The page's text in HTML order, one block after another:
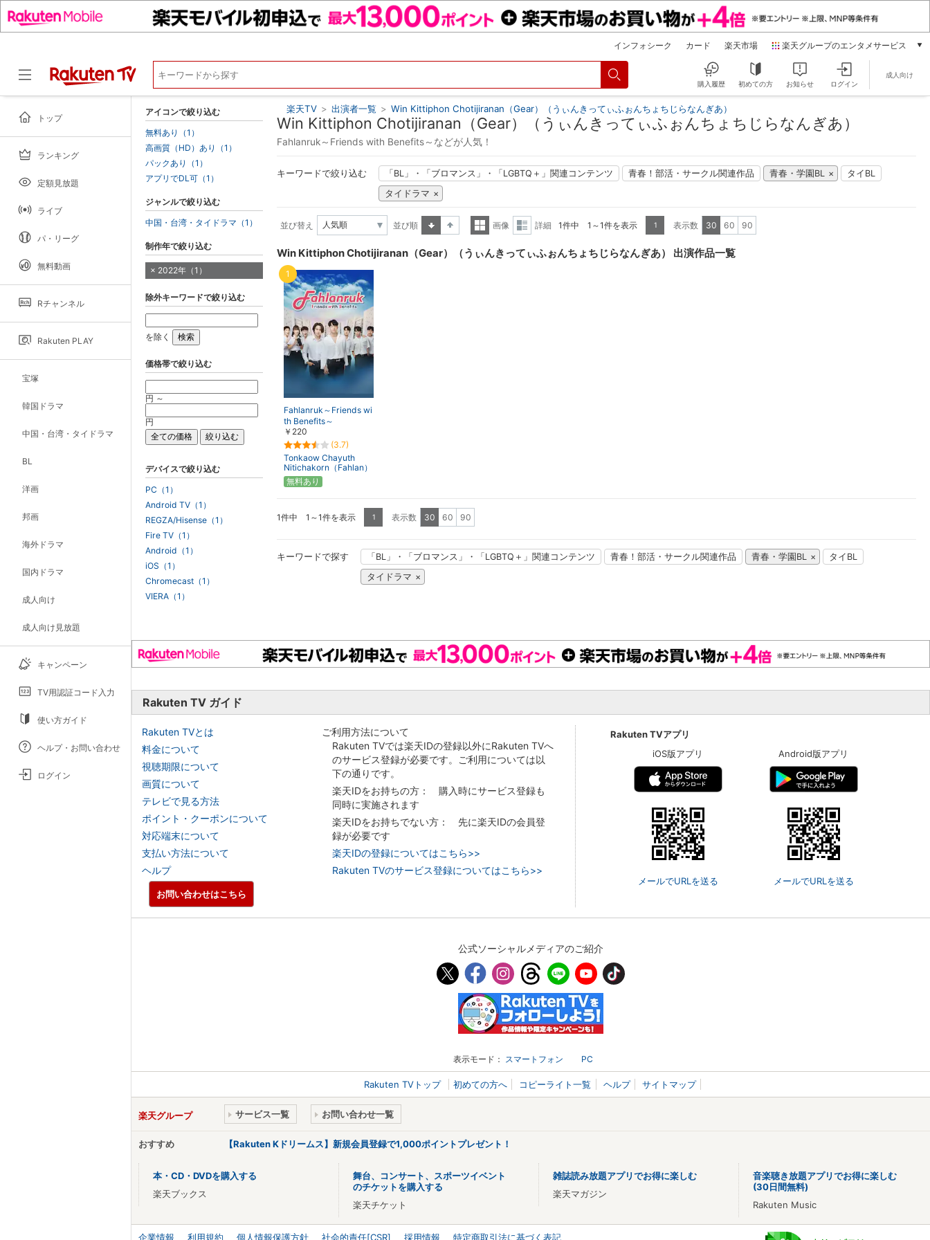
インフォシーク カード 楽天市場 楽天グループのエンタメサービス
本/ゲーム/CD/DVD
電子書籍
雑誌読み放題
楽天マガジン
動画配信
購入履歴 初めての方 お知らせ ログイン
成人向け
トップ
ランキング
定額見放題
ライブ
パ・リーグ
無料動画
Rチャンネル
Rakuten PLAY
宝塚
韓国ドラマ
中国・台湾・タイドラマ
BL
洋画
邦画
海外ドラマ
国内ドラマ
成人向け
成人向け見放題
キャンペーン
TV用認証コード入力
使い方ガイド
ヘルプ・お問い合わせ
ログイン
楽天TV > 出演者一覧 > Win Kittiphon Chotijiranan（Gear）（うぃんきってぃふぉんちょちじらなんぎあ）
Win Kittiphon Chotijiranan（Gear）（うぃんきってぃふぉんちょちじらなんぎあ）
Fahlanruk～Friends with Benefits～などが人気！
キーワードで絞り込む 「BL」・「ブロマンス」・「LGBTQ＋」関連コンテンツ 青春！部活・サークル関連作品 青春・学園BL
タイBL
タイドラマ
並び替え
並び順
表示
画像
表示
詳細 1件中 1～1件を表示 1 表示数 30 60 90
Win Kittiphon Chotijiranan（Gear）（うぃんきってぃふぉんちょちじらなんぎあ） 出演作品一覧
Fahlanruk～Friends wi
th Benefits～
￥220
(3.7)
Tonkaow Chayuth
Nitichakorn（Fahlan）
1
無料あり
1件中 1～1件を表示 1 表示数 30 60 90
キーワードで探す 「BL」・「ブロマンス」・「LGBTQ＋」関連コンテンツ 青春！部活・サークル関連作品 青春・学園BL
タイBL
タイドラマ
アイコンで絞り込む
無料あり（1）
高画質（HD）あり（1）
パックあり（1）
アプリでDL可（1）
ジャンルで絞り込む
中国・台湾・タイドラマ（1）
制作年で絞り込む
2022年（1）
除外キーワードで絞り込む
を除く
価格帯で絞り込む
円 ～
円
デバイスで絞り込む
PC（1）
Android TV（1）
REGZA/Hisense（1）
Fire TV（1）
Android（1）
iOS（1）
Chromecast（1）
VIERA（1）
Rakuten TV ガイド
Rakuten TVとは
料金について
視聴期限について
画質について
テレビで見る方法
ポイント・クーポンについて
対応端末について
支払い方法について
ヘルプ
ご利用方法について
Rakuten TVでは楽天IDの登録以外にRakuten TVへ
のサービス登録が必要です。ご利用については以
下の通りです。
楽天IDをお持ちの方： 購入時にサービス登録も
同時に実施されます
楽天IDをお持ちでない方： 先に楽天IDの会員登
録が必要です
楽天IDの登録についてはこちら>>
Rakuten TVのサービス登録についてはこちら>>
Rakuten TVアプリ
iOS版アプリ
メールでURLを送る
Android版アプリ
メールでURLを送る
お問い合わせはこちら
公式ソーシャルメディアのご紹介
表示モード： スマートフォン PC
Rakuten TVトップ 初めての方へ コピーライト一覧 ヘルプ サイトマップ
楽天グループ サービス一覧 お問い合わせ一覧
おすすめ 【Rakuten Kドリームス】新規会員登録で1,000ポイントプレゼント！
本・CD・DVDを購入する
楽天ブックス
舞台、コンサート、スポーツイベント
のチケットを購入する
楽天チケット
雑誌読み放題アプリでお得に楽しむ
楽天マガジン
音楽聴き放題アプリでお得に楽しむ
(30日間無料)
Rakuten Music
企業情報 利用規約 個人情報保護方針 社会的責任[CSR] 採用情報 特定商取引法に基づく表記